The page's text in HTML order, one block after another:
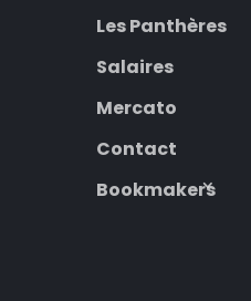
Les Panthères
Salaires
Mercato
Contact
Bookmakers